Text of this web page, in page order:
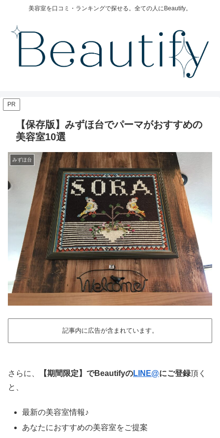
美容室を口コミ・ランキングで探せる。全ての人にBeautify。
PR
【保存版】みずほ台でパーマがおすすめの
美容室10選
みずほ台
記事内に広告が含まれています。
さらに、 【期間限定】でBeautifyのLINE@にご登録頂く
と、
最新の美容室情報♪
あなたにおすすめの美容室をご提案